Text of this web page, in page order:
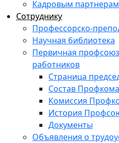
Кадровым партнерам
Сотруднику
Профессорско-
Научная библиотека
Первичная
работников
Страница
Состав Профкома
Комиссия
История
Документы
Объявления о